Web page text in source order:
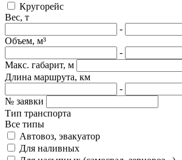
Кругорейс
Вес, т
-
Объем, м³
-
Макс. габарит, м
Длина маршрута, км
-
№ заявки
Тип транспорта
Все типы
Автовоз, эвакуатор
Для наливных